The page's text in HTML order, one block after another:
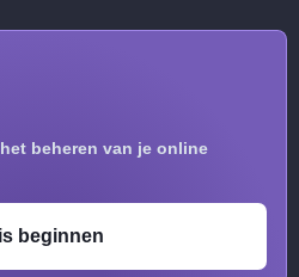
beheren van je online
beginnen